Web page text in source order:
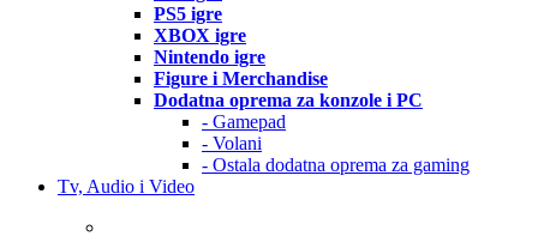
PS5 igre
XBOX igre
Nintendo igre
Figure i Merchandise
Dodatna oprema za konzole i PC
- Gamepad
- Volani
- Ostala dodatna oprema za gaming
Tv, Audio i Video